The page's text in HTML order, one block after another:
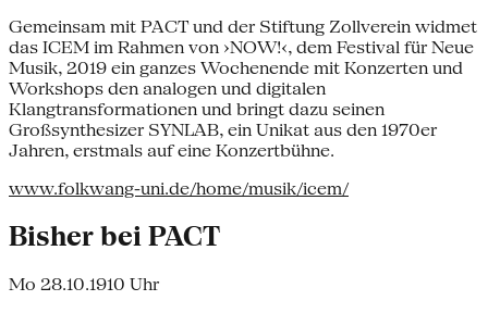
Gemeinsam mit PACT und der Stiftung Zollverein widmet
das ICEM im Rahmen von ›NOW!‹, dem Festival für Neue
Musik, 2019 ein ganzes Wochenende mit Konzerten und
Workshops den analogen und digitalen
Klangtransformationen und bringt dazu seinen
Großsynthesizer SYNLAB, ein Unikat aus den 1970er
Jahren, erstmals auf eine Konzertbühne.
www.folkwang-uni.de/home/musik/icem/
Bisher bei PACT
Mo 28.10.1910 Uhr